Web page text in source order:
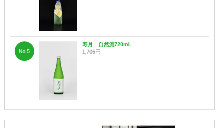
No.5
寿月 自然流720mL
1,705円